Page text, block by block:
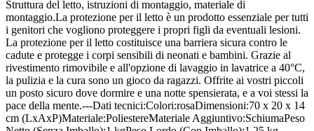
Struttura del letto, istruzioni di montaggio, materiale di
montaggio.La protezione per il letto è un prodotto essenziale per tutti
i genitori che vogliono proteggere i propri figli da eventuali lesioni.
La protezione per il letto costituisce una barriera sicura contro le
cadute e protegge i corpi sensibili di neonati e bambini. Grazie al
rivestimento rimovibile e all'opzione di lavaggio in lavatrice a 40°C,
la pulizia e la cura sono un gioco da ragazzi. Offrite ai vostri piccoli
un posto sicuro dove dormire e una notte spensierata, e a voi stessi la
pace della mente.---Dati tecnici:Colori:rosaDimensioni:70 x 20 x 14
cm (LxAxP)Materiale:PoliestereMateriale Aggiuntivo:SchiumaPeso